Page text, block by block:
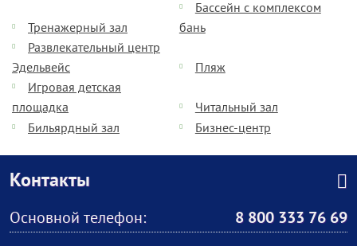
Тренажерный зал
Бассейн с комплексом
бань
Развлекательный центр
Эдельвейс
Пляж
Игровая детская
площадка
Читальный зал
Бильярдный зал
Бизнес-центр
Контакты
Основной телефон:
8 800 333 76 69